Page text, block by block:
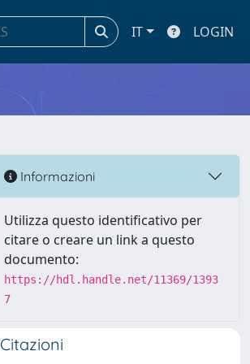
IT LOGIN
Informazioni
Utilizza questo identificativo per
citare o creare un link a questo
documento:
https://hdl.handle.net/11369/1393
7
Citazioni